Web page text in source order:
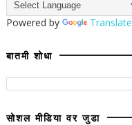
Powered by Translate
बातमी शोधा
सोशल मीडिया वर जुडा